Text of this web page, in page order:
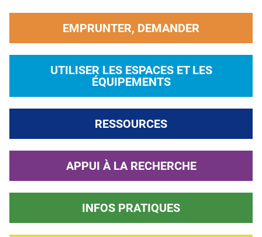
EMPRUNTER, DEMANDER
UTILISER LES ESPACES ET LES
ÉQUIPEMENTS
RESSOURCES
APPUI À LA RECHERCHE
INFOS PRATIQUES